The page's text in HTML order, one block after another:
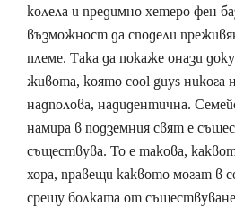
колела и предимно хетеро фен
възможност да сподели
племе. Така да покаже онази
живота, която cool guys никога
надполова, надидентична.
намира в подземния свят е
съществува. То е такова,
хора, правещи каквото могат в
срещу болката от